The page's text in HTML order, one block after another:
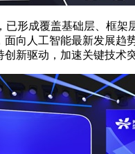
形成覆盖基础层、框
向人工智能最新发展
新驱动，加速关键技